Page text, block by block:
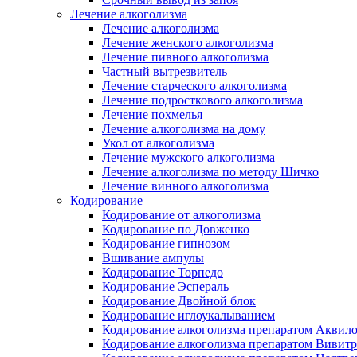
Лечение алкоголизма
Лечение алкоголизма
Лечение женского алкоголизма
Лечение пивного алкоголизма
Частный вытрезвитель
Лечение старческого алкоголизма
Лечение подросткового алкоголизма
Лечение похмелья
Лечение алкоголизма на дому
Укол от алкоголизма
Лечение мужского алкоголизма
Лечение алкоголизма по методу Шичко
Лечение винного алкоголизма
Кодирование
Кодирование от алкоголизма
Кодирование по Довженко
Кодирование гипнозом
Вшивание ампулы
Кодирование Торпедо
Кодирование Эспераль
Кодирование Двойной блок
Кодирование иглоукалыванием
Кодирование алкоголизма препаратом
Кодирование алкоголизма препаратом